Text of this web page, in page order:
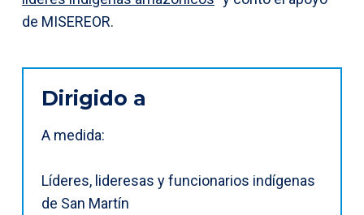
de MISEREOR.
Dirigido a
A medida:
Líderes, lideresas y funcionarios indígenas
de San Martín